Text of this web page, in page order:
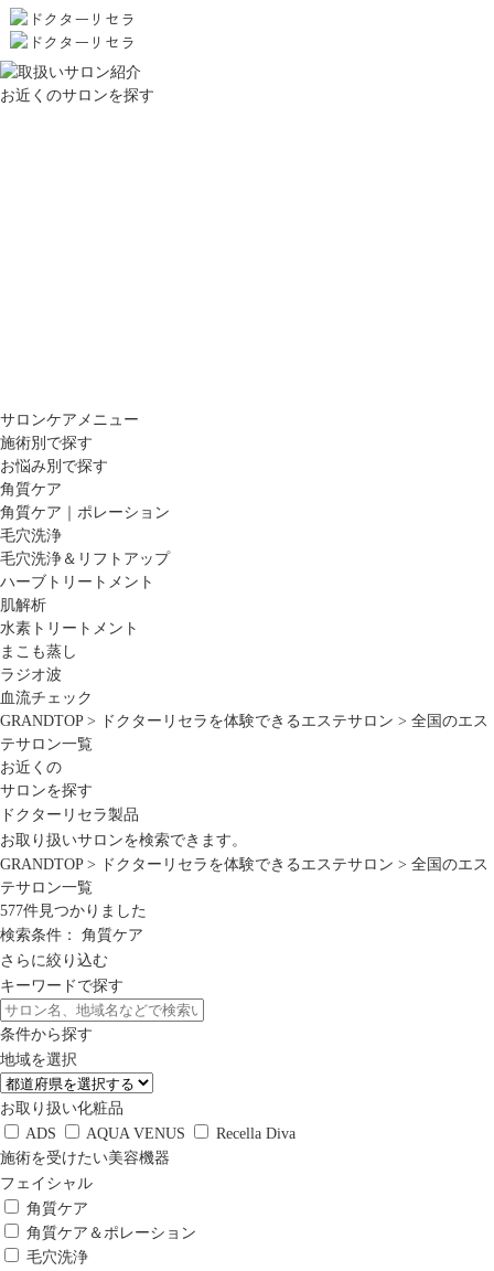
お近くのサロンを探す
サロンケアメニュー
施術別で探す
お悩み別で探す
角質ケア
角質ケア｜ポレーション
毛穴洗浄
毛穴洗浄＆リフトアップ
ハーブトリートメント
肌解析
水素トリートメント
まこも蒸し
ラジオ波
血流チェック
GRANDTOP> ドクターリセラを体験できるエステサロン > 全国のエス
テサロン一覧
お近くの
サロンを探す
ドクターリセラ製品
お取り扱いサロンを検索できます。
GRANDTOP> ドクターリセラを体験できるエステサロン > 全国のエス
テサロン一覧
577件見つかりました
検索条件：
角質ケア
さらに絞り込む
キーワードで探す
条件から探す
地域を選択
お取り扱い化粧品
ADS
AQUA VENUS
Recella Diva
施術を受けたい美容機器
フェイシャル
角質ケア
角質ケア＆ポレーション
毛穴洗浄